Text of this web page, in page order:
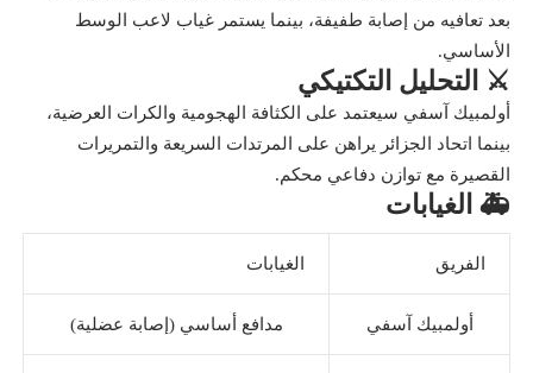
بعد تعافيه من إصابة طفيفة، بينما يستمر غياب لاعب الوسط
الأساسي.
⚔️ التحليل التكتيكي
أولمبيك آسفي سيعتمد على الكثافة الهجومية والكرات العرضية،
بينما اتحاد الجزائر يراهن على المرتدات السريعة والتمريرات
القصيرة مع توازن دفاعي محكم.
🚑 الغيابات
الفريق الغيابات
أولمبيك آسفي مدافع أساسي (إصابة عضلية)